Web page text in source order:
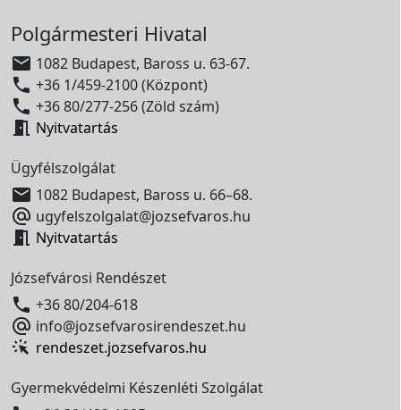
Polgármesteri Hivatal
 1082 Budapest, Baross u. 63-67.
 +36 1/459-2100 (Központ)
 +36 80/277-256 (Zöld szám)
 Nyitvatartás
Ügyfélszolgálat
 1082 Budapest, Baross u. 66–68.
 ugyfelszolgalat@jozsefvaros.hu
 Nyitvatartás
Józsefvárosi Rendészet
 +36 80/204-618
 info@jozsefvarosirendeszet.hu
rendeszet.jozsefvaros.hu
Gyermekvédelmi Készenléti Szolgálat